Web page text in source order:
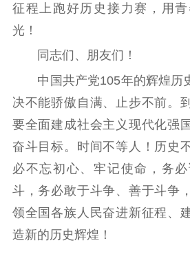
征程上跑好历史接力赛，用
光！
同志们、朋友们！
中国共产党105年的辉煌历
决不能骄傲自满、止步不前。
要全面建成社会主义现代化强
奋斗目标。时间不等人！历史
必不忘初心、牢记使命，务
斗，务必敢于斗争、善于斗争
领全国各族人民奋进新征程、
造新的历史辉煌！